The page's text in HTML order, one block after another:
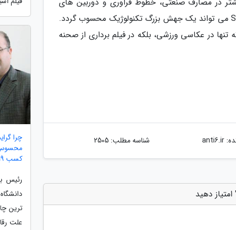
بازرسی کیفیت کاربرد داشت، در یک محصول مصرفی مانند گلکسی S27 می تواند یک جهش بزرگ تکنولوژیک محسوب گردد.
بپیوندند، پرچمداران سال 2027 سامسونگ نه تنها در عکاسی ورزشی، بلکه در فیلم برداری از صحنه
anti6.ir شناسه مطلب: 2505
چرا
کسب 19 مدال رنگین
رئیس
ترین
علت